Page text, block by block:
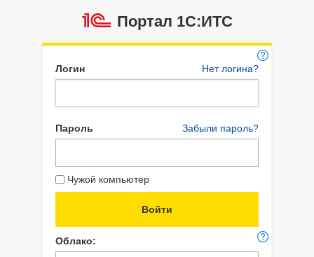
Портал 1C:ИТС
Логин Нет логина?
Пароль Забыли пароль?
Чужой компьютер
Облако: